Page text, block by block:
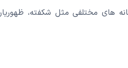
مختلفی مثل شکفته،